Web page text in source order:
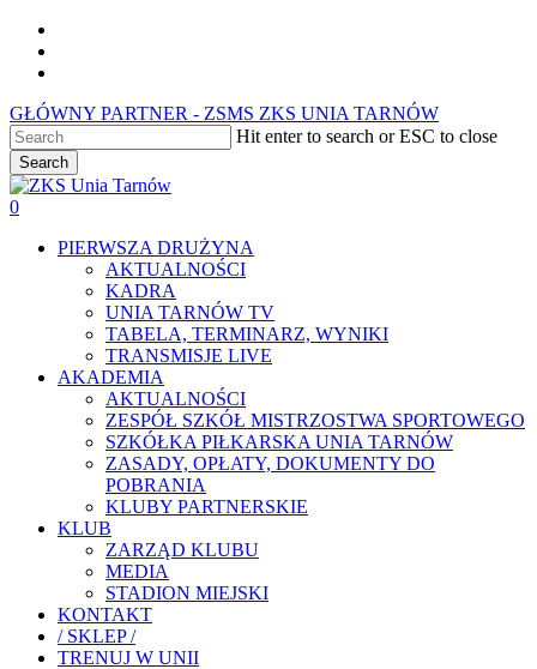
Skip
main
GŁÓWNY PARTNER - ZSMS ZKS UNIA TARNÓW
Hit enter to search or ESC to close
Search
Close
Search
0
PIERWSZA DRUŻYNA
AKTUALNOŚCI
KADRA
UNIA TARNÓW TV
TABELA, TERMINARZ, WYNIKI
TRANSMISJE LIVE
AKADEMIA
AKTUALNOŚCI
ZESPÓŁ SZKÓŁ MISTRZOSTWA SPORTOWEGO
SZKÓŁKA PIŁKARSKA UNIA TARNÓW
ZASADY, OPŁATY, DOKUMENTY DO
POBRANIA
KLUBY PARTNERSKIE
KLUB
ZARZĄD KLUBU
MEDIA
STADION MIEJSKI
KONTAKT
/ SKLEP /
TRENUJ W UNII